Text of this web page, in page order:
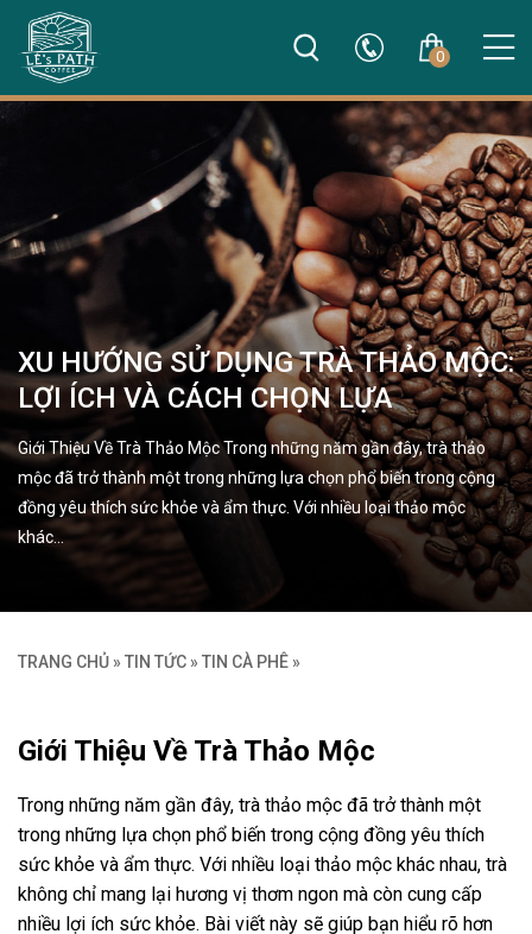
0
XU HƯỚNG SỬ DỤNG TRÀ THẢO MỘC:
LỢI ÍCH VÀ CÁCH CHỌN LỰA
Giới Thiệu Về Trà Thảo Mộc Trong những năm gần đây, trà thảo
mộc đã trở thành một trong những lựa chọn phổ biến trong cộng
đồng yêu thích sức khỏe và ẩm thực. Với nhiều loại thảo mộc
khác…
TRANG CHỦ » TIN TỨC » TIN CÀ PHÊ »
Giới Thiệu Về Trà Thảo Mộc
Trong những năm gần đây, trà thảo mộc đã trở thành một
trong những lựa chọn phổ biến trong cộng đồng yêu thích
sức khỏe và ẩm thực. Với nhiều loại thảo mộc khác nhau, trà
không chỉ mang lại hương vị thơm ngon mà còn cung cấp
nhiều lợi ích sức khỏe. Bài viết này sẽ giúp bạn hiểu rõ hơn